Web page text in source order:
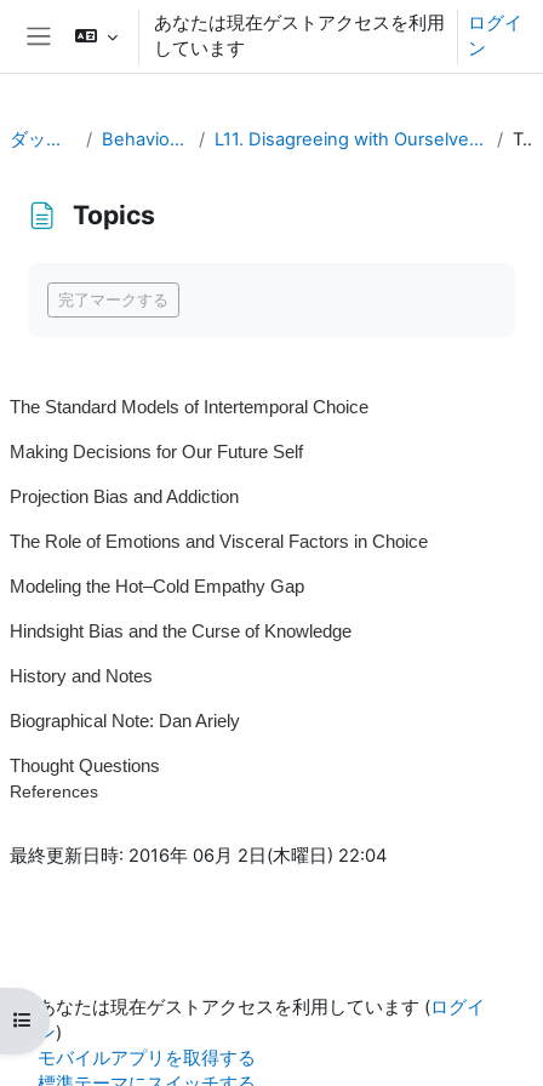
メインコンテンツへスキップする
サイドパネル
あなたは現在ゲストアクセスを利用
しています
ログイ
ン
コースインデックスを開く
ダッシュボード Behavioral Economics L11. Disagreeing with Ourselves: Projection and Hindsight Biases Topics
Topics
完了マークする
The Standard Models of Intertemporal Choice
Making Decisions for Our Future Self
Projection Bias and Addiction
The Role of Emotions and Visceral Factors in Choice
Modeling the Hot–Cold Empathy Gap
Hindsight Bias and the Curse of Knowledge
History and Notes
Biographical Note: Dan Ariely
Thought Questions
References
最終更新日時: 2016年 06月 2日(木曜日) 22:04
あなたは現在ゲストアクセスを利用しています (ログイ
ン)
モバイルアプリを取得する